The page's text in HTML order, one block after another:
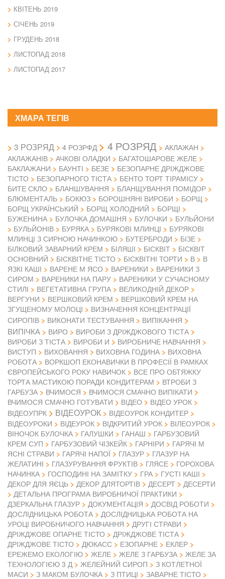
КВІТЕНЬ 2019
СІЧЕНЬ 2019
ГРУДЕНЬ 2018
ЛИСТОПАД 2018
ЛИСТОПАД 2017
ХМАРА ТЕГІВ
3 РОЗРЯД 4 РОЗРФД 4 РОЗРЯД
АКЛАЖАН
АКЛАЖАНІВ
АЧКОВІ ОЛАДКИ
БАГАТОШАРОВЕ ЖЕЛЕ
БАКЛАЖАНИ
БАУНТІ БЕЗЕ
БЕЗОПАРНЕ ДРІЖДЖОВЕ
ТІСТО
БЕЗОПАРНОГО ТІСТА
БЕНТО ТОРТ ТІРАМІСУ
БИТЕ СКЛО
БЛАНШУВАННЯ
БЛАНЩУВАННЯ ПОМІДОР
БЛЮМЕНТАЛЬ
БОКЮЗ БОРОШНЯНІ ВИРОБИ
БОРЩ
БОРЩ УКРАЇНСЬКИЙ
БОРЩ ХОЛОДНИЙ
БОРЩІ
БУЖЕНИНА
БУЛОЧКА ДОМАШНЯ БУЛОЧКИ
БУЛЬЙОНИ
БУЛЬЙОНІВ
БУРЯКА БУРЯКОВІ МЛИНЦІ
БУРЯКОВІ
МЛИНЦІ З СИРНОЮ НАЧИНКОЮ
БУТЕРБРОДИ
БІЗЕ
БІЛКОВИЙ ЗАВАРНИЙ КРЕМ
БІЛЯШІ БІСКВІТ
БІСКВІТ
ОСНОВНИЙ
БІСКВІТНЕ ТІСТО БІСКВІТНІ ТОРТИ В
В
ЯЗКІ КАШІ
ВАРЕНЕ М ЯСО ВАРЕНИКИ
ВАРЕНИКИ З
СИРОМ
ВАРЕНИКИ НА ПАРУ
ВАРЕНИКИ У СУЧАСНОМУ
СТИЛІ
ВЕГЕТАТИВНА ГРУПА
ВЕЛИКОДНІЙ ДЕКОР
ВЕРГУНИ
ВЕРШКОВИЙ КРЕМ
ВЕРШКОВИЙ КРЕМ НА
ЗГУЩЕНОМУ МОЛОЦІ
ВИЗНАЧЕННЯ КОНЦЕНТРАЦІЇ
СИРОПІВ
ВИКОНАТИ ТЕСТУВАННЯ ВИПІКАННЯ
ВИПІЧКА ВИРО
ВИРОБИ З ДРІЖДЖОВОГО ТІСТА
ВИРОБИ З ТІСТА
ВИРОБИ И
ВИРОБНИЧЕ НАВЧАННЯ
ВИСТУП
ВИХОВАННЯ ВИХОВНА ГОДИНА
ВИХОВНА
РОБОТА
ВОРКШОП ЕКОНАВИЧКИ В ПРОФЕСІЇ В РАМКАХ
ЄВРОПЕЙСЬКОГО РОКУ НАВИЧОК
ВСЕ ПРО ОБТЯЖКУ
ТОРТА МАСТИКОЮ ПОРАДИ КОНДИТЕРАМ
ВТРОБИ З
ГАРБУЗА
ВЧИМОСЯ
ВЧИМОСЯ СМАЧНО ВИПІКАТИ
ВЧИМОСЯ СМАЧНО ГОТУВАТИ
ВІДЕО
ВІДЕО УРОК
ВІДЕОУПРК
ВІДЕОУРОК
ВІДЕОУРОК КОНДИТЕР
ВІДЕОУРОКИ
ВІДЕУРОК ВІДКРИТИЙ УРОК
ВІЛЕОУРОК
ВІНОЧОК БУЛОЧКА
ГАЛУШКИ ГАНАШ
ГАРБУЗОВИЙ
КРЕМ СУП
ГАРБУЗОВИЙ ЧІЗКЕЙК ГАРНІРИ
ГАРЯЧІ М
ЯСНІ СТРАВИ
ГАРЯЧІ НАПОЇ ГЛАЗУР
ГЛАЗУР НА
ЖЕЛАТИНІ
ГЛАЗУРУВАННЯ ФРУКТІВ ГЛЯСЕ
ГОРОХОВА
НАЧИНКА
ГОСПОДИНІ НА ЗАМІТКУ ГРА
ГУСТІ КАШІ
ДЕКОР ДЛЯ ЯЄЦЬ
ДЕКОР ДЛЯТОРТІВ ДЕСЕРТ
ДЕСЕРТИ
ДЕТАЛЬНА ПРОГРАМА ВИРОБНИЧОЇ ПРАКТИКИ
ДЗЕРКАЛЬНА ГЛАЗУР
ДОКУМЕНТАЦІЯ
ДОСВІД РОБОТИ
ДОСЛІДНИЦЬКА РОБОТА
ДОСЛІДНИЦЬКА РОБОТА НА
УРОЦІ ВИРОБНИЧОГО НАВЧАННЯ
ДРУГІ СТРАВИ
ДРІЖДЖОВЕ ОПАРНЕ ТІСТО
ДРІЖДЖОВЕ ТІСТА
ДРІЖДЖОВЕ ТІСТО
ДЮКАСС ЕЗОПАРНЕ
ЕКЛЕР
ЕРЕЖЕМО ЕКОЛОГІЮ
ЖЕЛЕ ЖЕЛЕ З ГАРБУЗА
ЖЕЛЕ ЗА
ТЕХНОЛОГІЄЮ 3 Д
ЖЕЛЕЙНИЙ СИРОП
З КОТЛЕТНОЇ
МАСИ
З МАКОМ БУЛОЧКА З ПТИЦІ
ЗАВАРНЕ ТІСТО